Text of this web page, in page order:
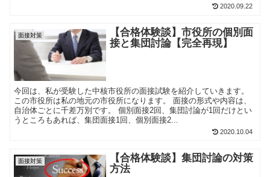
2020.09.22
面接対策
【合格体験談】市役所の個別面
接と集団討論【完全再現】
今回は、私が受験した中核市役所の面接試験を紹介していきます。
この市役所は私の地元の市役所になります。 面接の形式や内容は、
自治体ごとに千差万別です。 個別面接2回、集団討論が1回だけとい
うところもあれば、集団面接1回、個別面接2...
2020.10.04
面接対策
【合格体験談】集団討論の対策
方法